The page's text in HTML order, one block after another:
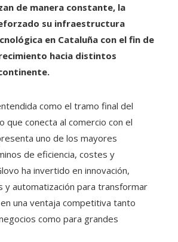
de manera constante, la
su infraestructura
en Cataluña con el fin de
hacia distintos
como el tramo final del
que conecta al comercio con el
uno de los mayores
de eficiencia, costes y
ha invertido en innovación,
y automatización para transformar
una ventaja competitiva tanto
como para grandes